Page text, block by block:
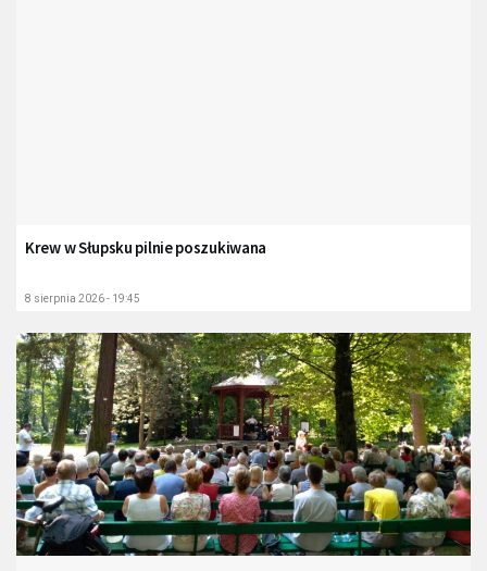
Krew w Słupsku pilnie poszukiwana
8 sierpnia 2026 - 19:45